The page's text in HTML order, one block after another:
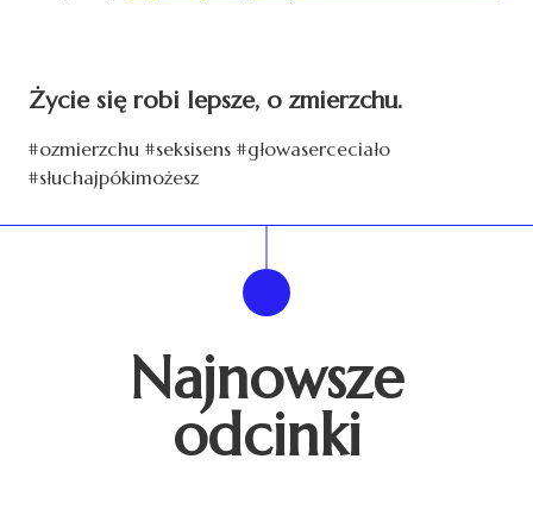
Życie się robi lepsze, o zmierzchu.
#ozmierzchu #seksisens #głowaserceciało
#słuchajpókimożesz
Najnowsze
odcinki